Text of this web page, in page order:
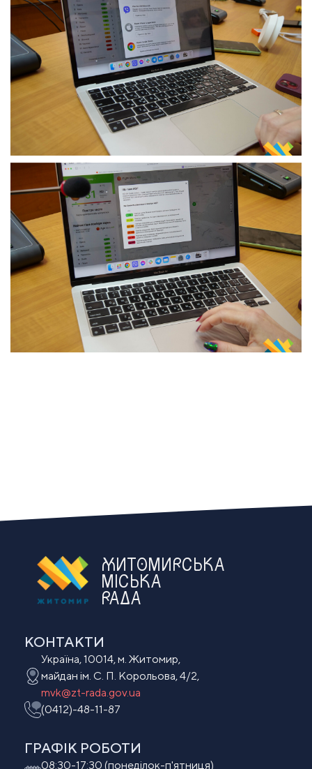
ЖИТОМИРСЬКА
МІСЬКА
РАДА
КОНТАКТИ
Україна, 10014, м. Житомир,
майдан ім. С. П. Корольова, 4/2,
mvk@zt-rada.gov.ua
(0412)-48-11-87
ГРАФІК РОБОТИ
08:30-17:30 (понеділок-п'ятниця)